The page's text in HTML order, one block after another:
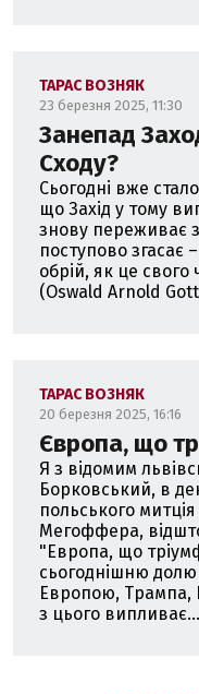
ТАРАС ВОЗНЯК
23 березня 2025, 11:30
Занепад
Сходу?
Сьогодні вже
що Захід у тому
знову переживає
поступово згасає
обрій, як це
(Oswald Arnold
ТАРАС ВОЗНЯК
20 березня 2025, 16:16
Європа, що
Я з відомим
Борковський, в
польського
Мегоффера,
"Европа, що
сьогоднішню
Европою, Трампа,
з цього випливає...